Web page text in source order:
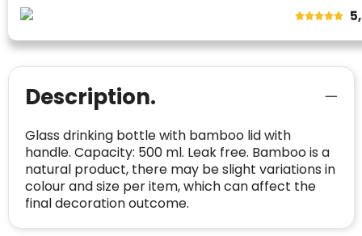
Description.
Glass drinking bottle with bamboo lid with
handle. Capacity: 500 ml. Leak free. Bamboo is a
natural product, there may be slight variations in
colour and size per item, which can affect the
final decoration outcome.
BEDRIJFSGEGEVENS
Oprichting van de
onderneming:
2026
Aantal werknemers : 1-10
Trustindex-certificaat
2026-04-22
Geldig SSL-certificaat
Spam E-mail is spamvrij
van klanttevredenheid handhaven en
certificaat verkrijgen. Zoekt u bij het winkelen
naar de certificaten van Trustindex en koopt u
Meer informatie»
Voor bedrijven
Bouwt u vertrouwen op en verhoogt u uw
verkoop met de Trustindex-certificaat.
Meer informatie»